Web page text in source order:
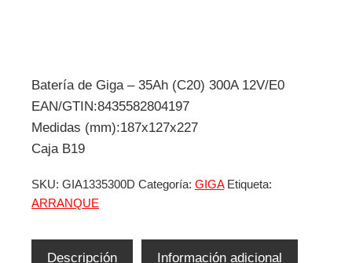
Batería de Giga – 35Ah (C20) 300A 12V/E0
EAN/GTIN:8435582804197
Medidas (mm):187x127x227
Caja B19
SKU: GIA1335300D Categoría: GIGA Etiqueta:
ARRANQUE
Descripción Información adicional